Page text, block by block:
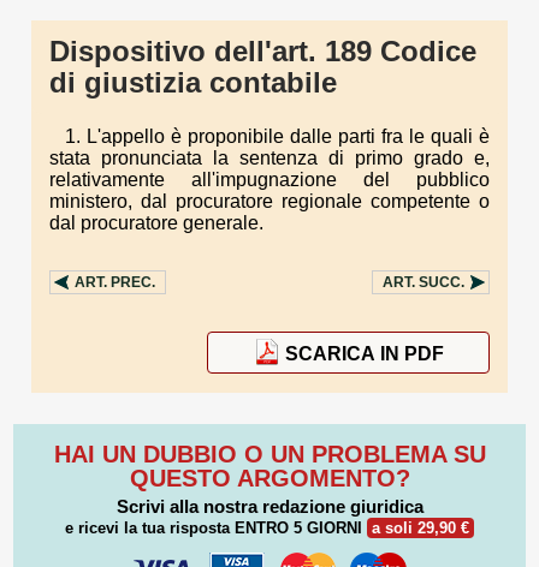
Dispositivo dell'art. 189 Codice
di giustizia contabile
1. L'appello è proponibile dalle parti fra le quali è
stata pronunciata la sentenza di primo grado e,
relativamente all'impugnazione del pubblico
ministero, dal procuratore regionale competente o
dal procuratore generale.
ART. PREC. ART. SUCC.
SCARICA IN PDF
HAI UN DUBBIO O UN PROBLEMA SU
QUESTO ARGOMENTO?
Scrivi alla nostra redazione giuridica
e ricevi la tua risposta ENTRO 5 GIORNI a soli 29,90 €